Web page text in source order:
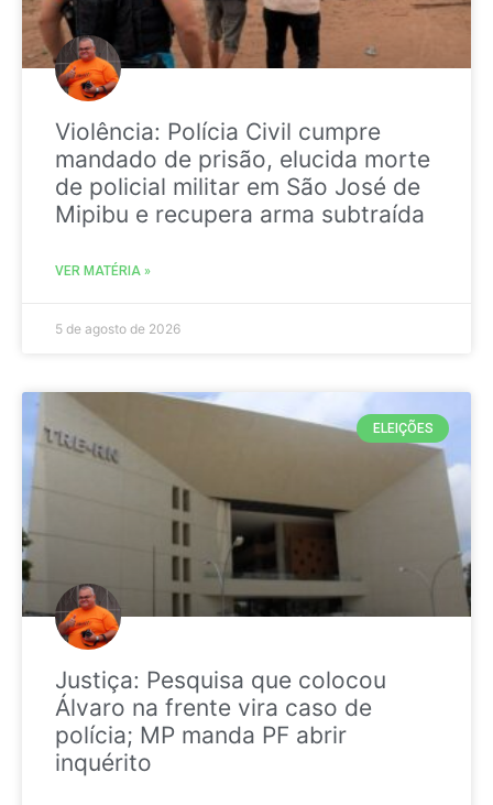
Violência: Polícia Civil cumpre
mandado de prisão, elucida morte
de policial militar em São José de
Mipibu e recupera arma subtraída
VER MATÉRIA »
5 de agosto de 2026
ELEIÇÕES
Justiça: Pesquisa que colocou
Álvaro na frente vira caso de
polícia; MP manda PF abrir
inquérito